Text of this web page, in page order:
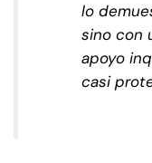
lo
sino con
apoyo
casi